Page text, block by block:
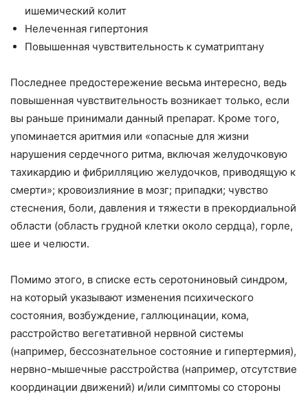
ишемический колит
Нелеченная гипертония
Повышенная чувствительность к суматриптану
Последнее предостережение весьма интересно, ведь
повышенная чувствительность возникает только, если
вы раньше принимали данный препарат. Кроме того,
упоминается аритмия или «опасные для жизни
нарушения сердечного ритма, включая желудочковую
тахикардию и фибрилляцию желудочков, приводящую к
смерти»; кровоизлияние в мозг; припадки; чувство
стеснения, боли, давления и тяжести в прекордиальной
области (область грудной клетки около сердца), горле,
шее и челюсти.
Помимо этого, в списке есть серотониновый синдром,
на который указывают изменения психического
состояния, возбуждение, галлюцинации, кома,
расстройство вегетативной нервной системы
(например, бессознательное состояние и гипертермия),
нервно-мышечные расстройства (например, отсутствие
координации движений) и/или симптомы со стороны